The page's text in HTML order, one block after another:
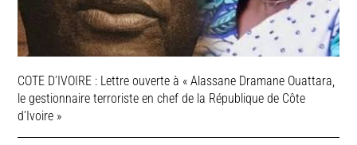
COTE D’IVOIRE : Lettre ouverte à « Alassane Dramane Ouattara,
le gestionnaire terroriste en chef de la République de Côte
d’Ivoire »